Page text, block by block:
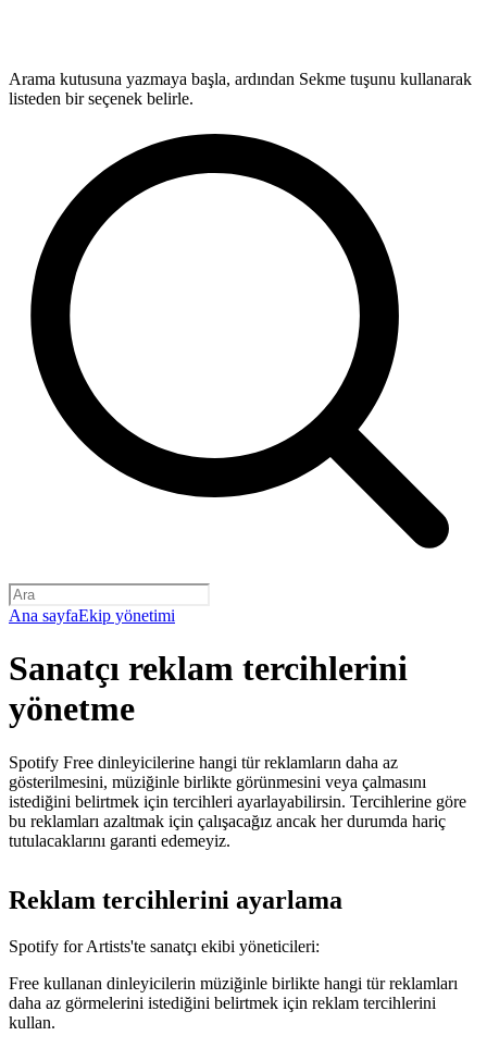
Arama kutusuna yazmaya başla, ardından Sekme tuşunu kullanarak
listeden bir seçenek belirle.
Ana sayfaEkip yönetimi
Sanatçı reklam tercihlerini
yönetme
Spotify Free dinleyicilerine hangi tür reklamların daha az
gösterilmesini, müziğinle birlikte görünmesini veya çalmasını
istediğini belirtmek için tercihleri ayarlayabilirsin. Tercihlerine göre
bu reklamları azaltmak için çalışacağız ancak her durumda hariç
tutulacaklarını garanti edemeyiz.
Reklam tercihlerini ayarlama
Spotify for Artists'te sanatçı ekibi yöneticileri:
Free kullanan dinleyicilerin müziğinle birlikte hangi tür reklamları
daha az görmelerini istediğini belirtmek için reklam tercihlerini
kullan.